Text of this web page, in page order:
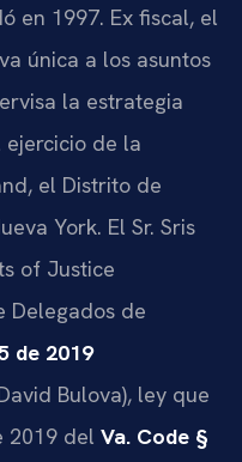
en 1997. Ex fiscal, el
única a los asuntos
la estrategia
de la
el Distrito de
York. El Sr. Sris
of Justice
Delegados de
de 2019
Bulova), ley que
2019 del Va. Code §